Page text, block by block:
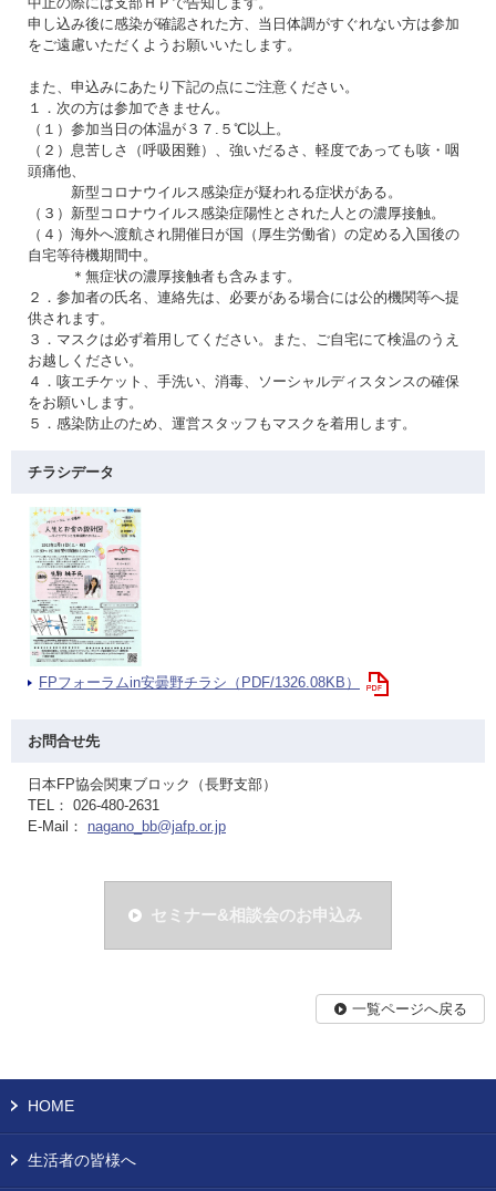
申し込み後に感染が確認された方、当日体調がすぐれない方は参加
をご遠慮いただくようお願いいたします。
また、申込みにあたり下記の点にご注意ください。
１．次の方は参加できません。
（１）参加当日の体温が３７.５℃以上。
（２）息苦しさ（呼吸困難）、強いだるさ、軽度であっても咳・咽
頭痛他、
新型コロナウイルス感染症が疑われる症状がある。
（３）新型コロナウイルス感染症陽性とされた人との濃厚接触。
（４）海外へ渡航され開催日が国（厚生労働省）の定める入国後の
自宅等待機期間中。
＊無症状の濃厚接触者も含みます。
２．参加者の氏名、連絡先は、必要がある場合には公的機関等へ提
供されます。
３．マスクは必ず着用してください。また、ご自宅にて検温のうえ
お越しください。
４．咳エチケット、手洗い、消毒、ソーシャルディスタンスの確保
をお願いします。
５．感染防止のため、運営スタッフもマスクを着用します。
チラシデータ
FPフォーラムin安曇野チラシ（PDF/1326.08KB）
お問合せ先
日本FP協会関東ブロック（長野支部）
TEL： 026-480-2631
E-Mail： nagano_bb@jafp.or.jp
セミナー&相談会のお申込み
一覧ページへ戻る
HOME
生活者の皆様へ